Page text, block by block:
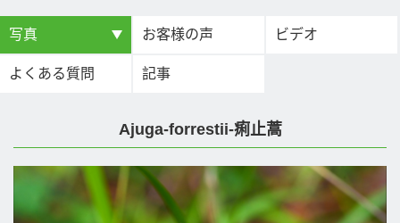
写真 お客様の声 ビデオ
よくある質問 記事
Ajuga-forrestii-痢止蒿